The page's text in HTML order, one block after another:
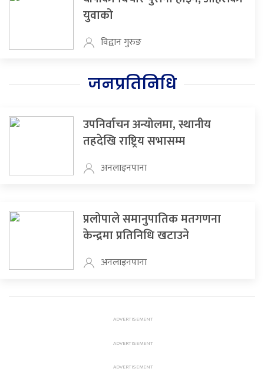
युवाको
विद्वान गुरुङ
जनप्रतिनिधि
उपनिर्वाचन अन्योलमा, स्थानीय
तहदेखि राष्ट्रिय सभासम्म
अनलाइनपाना
प्रलोपाले समानुपातिक मतगणना
केन्द्रमा प्रतिनिधि खटाउने
अनलाइनपाना